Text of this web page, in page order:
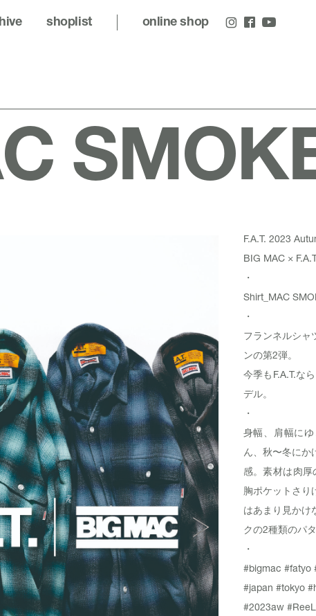
shoplist online shop
F.A.T. 2023
BIG MAC ×
・
Shirt_ MAC
・
フランネルシャ
ンの第2弾。
今季もF.A.T.な
デル。
・
身幅、肩幅に
ん、秋〜冬にか
感。素材は肉
胸ポケットさり
はあまり見かけ
クの2種類のパ
・
#bigmac #fatyo
#japan #tokyo
#2023aw